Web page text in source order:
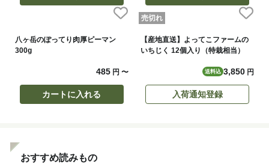
八ヶ岳のぽってり肉厚ピーマン
300g
485円 〜
カートに入れる
売切れ
【産地直送】よってこファームの
いちじく 12個入り（特栽相当）
送料込 3,850 円
入荷通知登録
おすすめ読みもの